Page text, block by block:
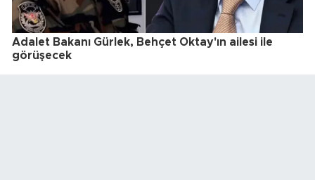
Adalet Bakanı Gürlek, Behçet Oktay'ın ailesi ile
görüşecek